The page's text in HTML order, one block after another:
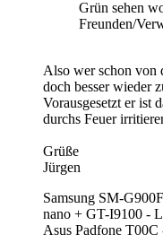
Grün sehen
Freunden/
Also wer schon von
doch besser wieder
Vorausgesetzt er ist
durchs Feuer
Grüße
Jürgen
Samsung SM-
nano + GT-I9100 -
Asus Padfone